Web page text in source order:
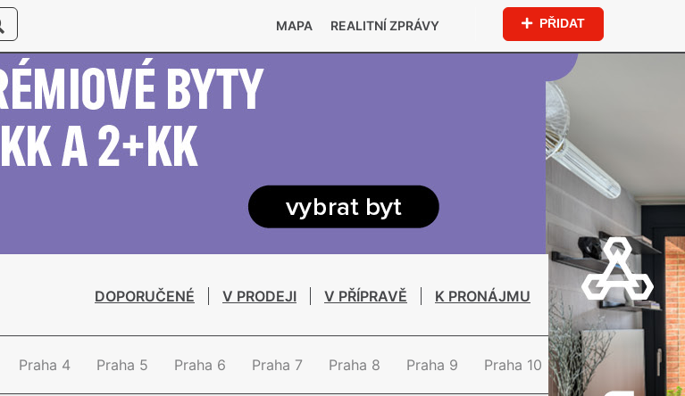
MAPA REALITNÍ ZPRÁVY PŘIDAT
DOPORUČENÉ V PRODEJI V PŘÍPRAVĚ K PRONÁJMU
Praha 4 Praha 5 Praha 6 Praha 7 Praha 8 Praha 9 Praha 10